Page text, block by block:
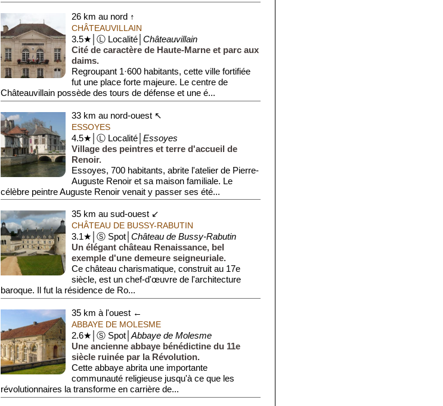
26 km au nord ↑
CHÂTEAUVILLAIN
3.5★│Ⓛ Localité│ Châteauvillain
Cité de caractère de Haute-Marne et parc aux
daims.
Regroupant 1·600 habitants, cette ville fortifiée
fut une place forte majeure. Le centre de
Châteauvillain possède des tours de défense et une é...
33 km au nord-ouest ↖
ESSOYES
4.5★│Ⓛ Localité│ Essoyes
Village des peintres et terre d'accueil de
Renoir.
Essoyes, 700 habitants, abrite l'atelier de Pierre-
Auguste Renoir et sa maison familiale. Le
célèbre peintre Auguste Renoir venait y passer ses été...
35 km au sud-ouest ↙
CHÂTEAU DE BUSSY-RABUTIN
3.1★│Ⓢ Spot│ Château de Bussy-Rabutin
Un élégant château Renaissance, bel
exemple d'une demeure seigneuriale.
Ce château charismatique, construit au 17e
siècle, est un chef-d'œuvre de l'architecture
baroque. Il fut la résidence de Ro...
35 km à l'ouest ←
ABBAYE DE MOLESME
2.6★│Ⓢ Spot│ Abbaye de Molesme
Une ancienne abbaye bénédictine du 11e
siècle ruinée par la Révolution.
Cette abbaye abrita une importante
communauté religieuse jusqu'à ce que les
révolutionnaires la transforme en carrière de...